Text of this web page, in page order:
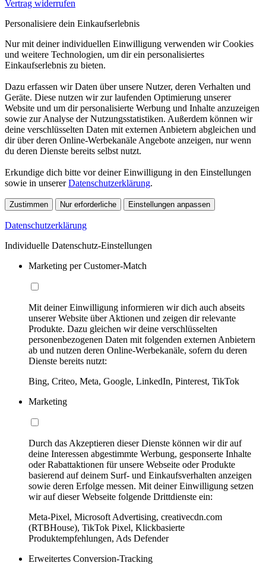
Vertrag widerrufen
Personalisiere dein Einkaufserlebnis
Nur mit deiner individuellen Einwilligung verwenden wir Cookies
und weitere Technologien, um dir ein personalisiertes
Einkaufserlebnis zu bieten.
Dazu erfassen wir Daten über unsere Nutzer, deren Verhalten und
Geräte. Diese nutzen wir zur laufenden Optimierung unserer
Website und um dir personalisierte Werbung und Inhalte anzuzeigen
sowie zur Analyse der Nutzungsstatistiken. Außerdem können wir
deine verschlüsselten Daten mit externen Anbietern abgleichen und
dir über deren Online-Werbekanäle Angebote anzeigen, nur wenn
du deren Dienste bereits selbst nutzt.
Erkundige dich bitte vor deiner Einwilligung in den Einstellungen
sowie in unsererDatenschutzerklärung.
Zustimmen Nur erforderliche Einstellungen anpassen
Datenschutzerklärung
Individuelle Datenschutz-Einstellungen
Marketing per Customer-Match
Mit deiner Einwilligung informieren wir dich auch abseits
unserer Website über Aktionen und zeigen dir relevante
Produkte. Dazu gleichen wir deine verschlüsselten
personenbezogenen Daten mit folgenden externen Anbietern
ab und nutzen deren Online-Werbekanäle, sofern du deren
Dienste bereits nutzt:
Bing, Criteo, Meta, Google, LinkedIn, Pinterest, TikTok
Marketing
Durch das Akzeptieren dieser Dienste können wir dir auf
deine Interessen abgestimmte Werbung, gesponserte Inhalte
oder Rabattaktionen für unsere Webseite oder Produkte
basierend auf deinem Surf- und Einkaufsverhalten anzeigen
sowie deren Erfolge messen. Mit deiner Einwilligung setzen
wir auf dieser Webseite folgende Drittdienste ein:
Meta-Pixel, Microsoft Advertising, creativecdn.com
(RTBHouse), TikTok Pixel, Klickbasierte
Produktempfehlungen, Ads Defender
Erweitertes Conversion-Tracking